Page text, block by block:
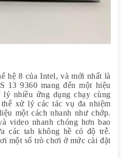
hệ 8 của Intel, và mới nhất là
13 9360 mang đến một hiệu
lý nhiều ứng dụng chạy cùng
xử lý các tác vụ đa nhiệm
một cách nhanh như chớp.
video nhanh chóng hơn bao
các tab không hề có độ trễ.
một số trò chơi ở mức cài đặt